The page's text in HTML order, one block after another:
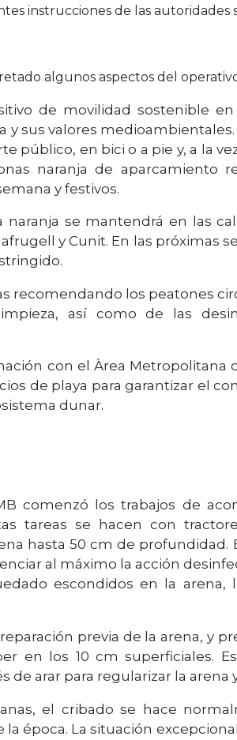
instrucciones de las autoridades
algunos aspectos del
de movilidad sostenible
y sus valores
público, en bici o a pie y, a la
naranja de aparcamiento
y festivos.
naranja se mantendrá en las
y Cunit. En las próximas
recomendando los peatones
así como de las
con el Àrea Metropolitana
de playa para garantizar el
dunar.
comenzó los trabajos de
tareas se hacen con
hasta 50 cm de profundidad.
al máximo la acción
escondidos en la
previa de la arena, y
en los 10 cm superficiales.
de arar para regularizar la arena
el cribado se hace
época. La situación